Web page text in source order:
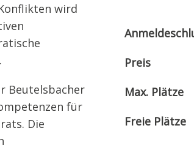
wird
Beutelsbacher
für
Die
Preis
Max. Plätze
Freie Plätze